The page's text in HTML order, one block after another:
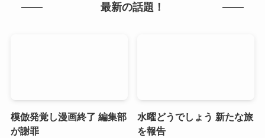
最新の話題！
模倣発覚し漫画終了 編集部
が謝罪
水曜どうでしょう 新たな旅
を報告